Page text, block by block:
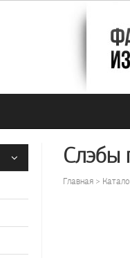
Слэбы
Главная